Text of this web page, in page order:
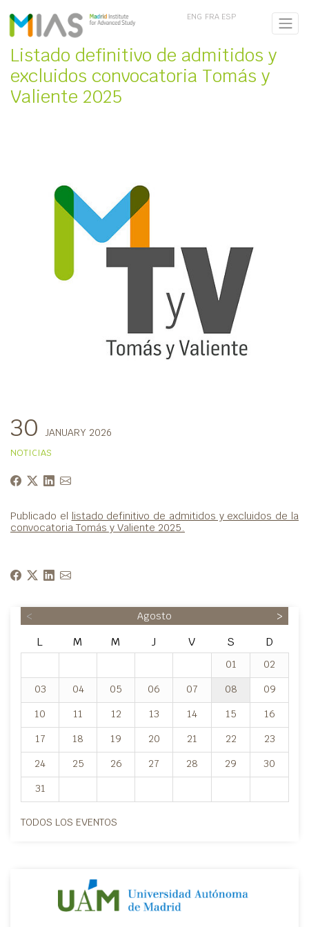
ENG FRA ESP
Listado definitivo de admitidos y
excluidos convocatoria Tomás y
Valiente 2025
30 JANUARY 2026
NOTICIAS
Publicado el listado definitivo de admitidos y excluidos de la
convocatoria Tomás y Valiente 2025.
< Agosto >
L M M J V S D
01
02
03
04 05 06 07 08
09
10
11 12 13 14 15
16
17
18 19 20 21 22
23
24
25 26 27 28 29
30
31
TODOS LOS EVENTOS